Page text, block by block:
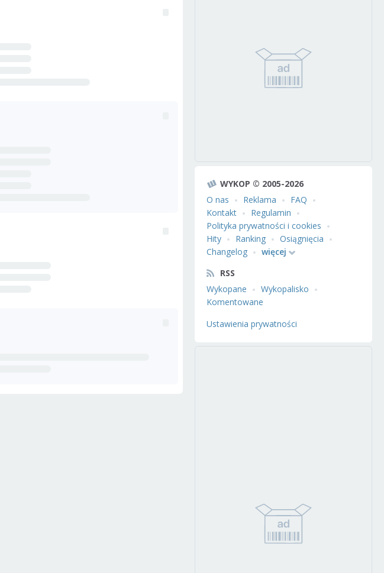
WYKOP © 2005-2026
O nas
Reklama
FAQ
Kontakt
Regulamin
Polityka prywatności i cookies
Hity
Ranking
Osiągnięcia
Changelog
więcej
RSS
Wykopane
Wykopalisko
Komentowane
Ustawienia prywatności